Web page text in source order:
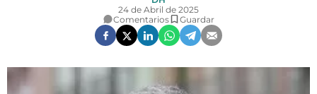
SOCIEDAD
24 de Abril de 2025
Comentarios
Guardar